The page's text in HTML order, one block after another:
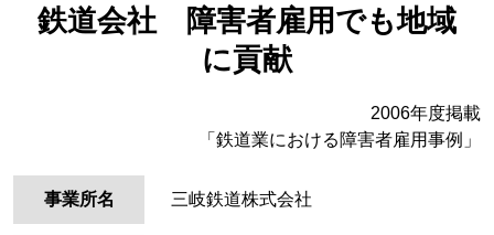
鉄道会社 障害者雇用でも地域
に貢献
2006年度掲載
「鉄道業における障害者雇用事例」
事業所名 三岐鉄道株式会社